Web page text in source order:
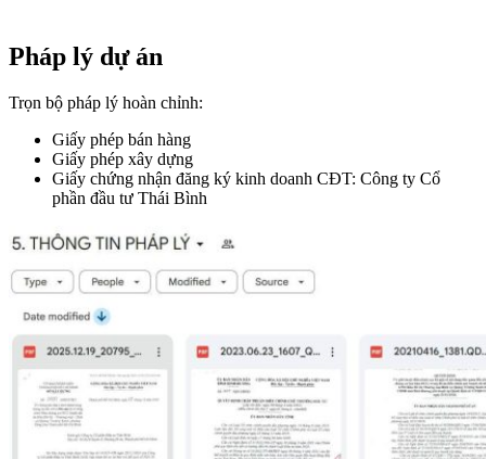
Pháp lý dự án
Trọn bộ pháp lý hoàn chỉnh:
Giấy phép bán hàng
Giấy phép xây dựng
Giấy chứng nhận đăng ký kinh doanh CĐT: Công ty Cổ
phần đầu tư Thái Bình